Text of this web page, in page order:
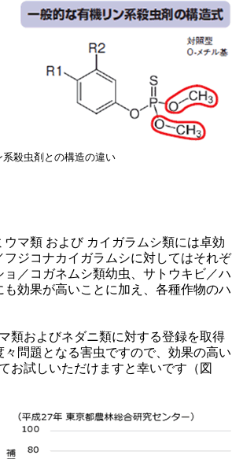
殺虫剤との構造の違い
マ類 および カイガラムシ類には卓効
ジコナカイガラムシに対してはそれぞ
／コガネムシ類幼虫、サトウキビ／ハ
効果が高いことに加え、各種作物のハ
類およびネダニ類に対する登録を取得
問題となる害虫ですので、効果の高い
お試しいただけますと幸いです（図